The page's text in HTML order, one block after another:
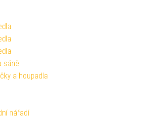
sáně
a houpadla
nářadí